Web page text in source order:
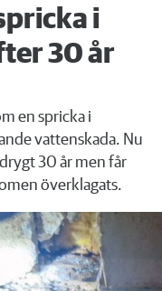
i
30 år
en spricka i
vattenskada. Nu
30 år men får
överklagats.